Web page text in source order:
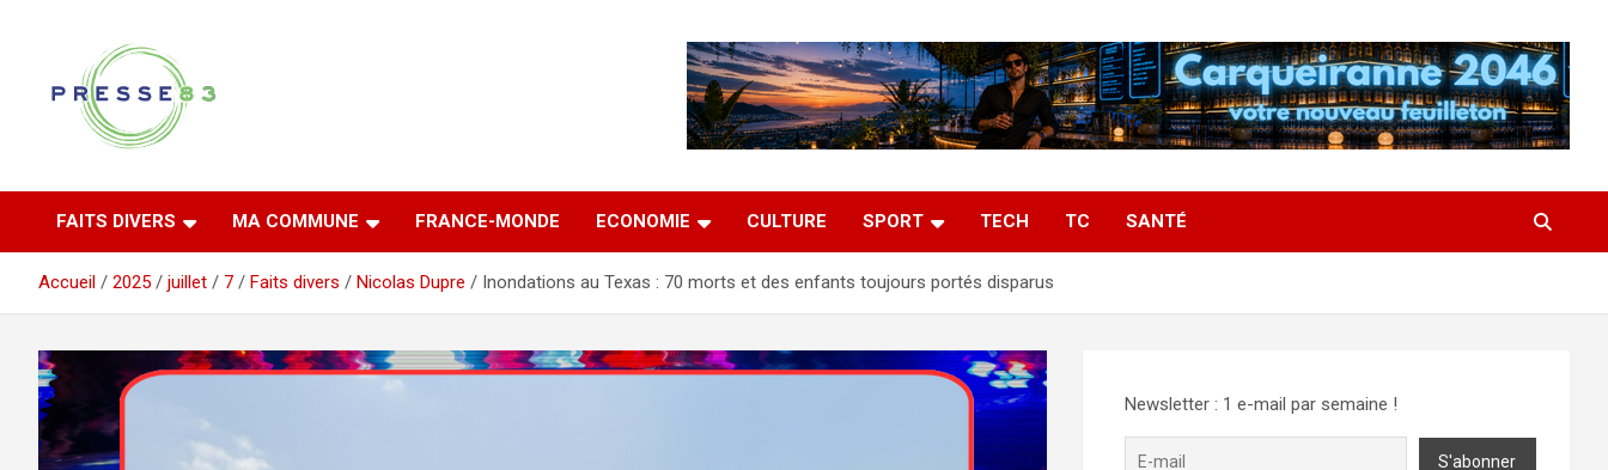
Presse 83
FAITS DIVERS MA COMMUNE FRANCE-MONDE ECONOMIE CULTURE SPORT TECH TC SANTÉ
Accueil 2025 juillet 7 Faits divers Nicolas Dupre Inondations au Texas : 70 morts et des enfants toujours portés disparus
Newsletter : 1 e-mail par semaine !